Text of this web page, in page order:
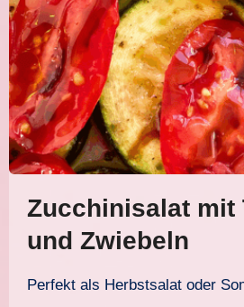
Zucchinisalat mit
und Zwiebeln
Perfekt als Herbstsalat oder